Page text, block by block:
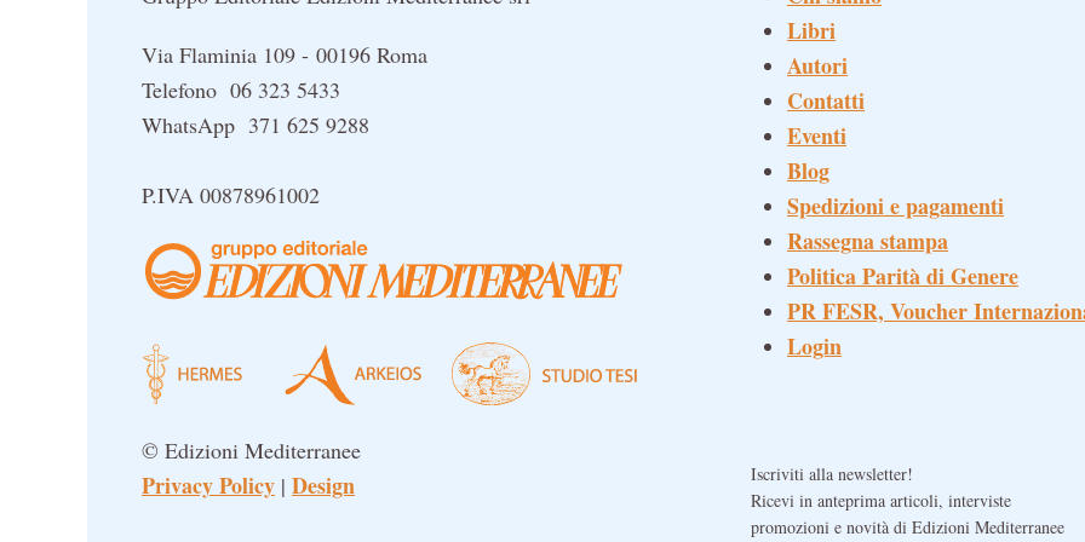
Via Flaminia 109 - 00196 Roma
Telefono 06 323 5433
WhatsApp 371 625 9288
P.IVA 00878961002
© Edizioni Mediterranee
Privacy Policy | Design
Libri
Autori
Contatti
Eventi
Blog
Spedizioni e pagamenti
Rassegna stampa
Politica Parità di Genere
PR FESR, Voucher
Login
Iscriviti alla newsletter!
Ricevi in anteprima articoli, interviste
promozioni e novità di Edizioni Mediterranee